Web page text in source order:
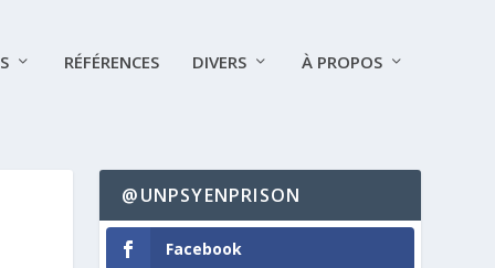
RÉFÉRENCES DIVERS À PROPOS
@UNPSYENPRISON
Facebook